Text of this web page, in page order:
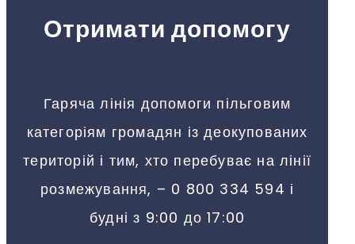
Отримати допомогу
Гаряча лінія допомоги пільговим
категоріям громадян із деокупованих
територій і тим, хто перебуває на лінії
розмежування, – 0 800 334 594 і
будні з 9:00 до 17:00